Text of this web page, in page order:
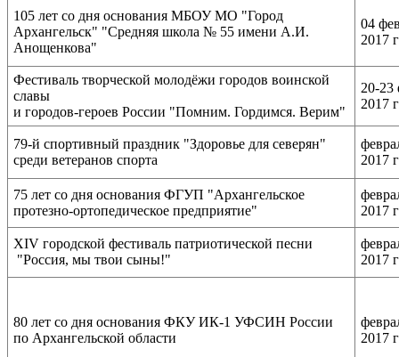
105 лет со дня основания МБОУ МО "Город
Архангельск" "Средняя школа № 55 имени А.И.
Анощенкова"
04
2017
Фестиваль творческой молодёжи городов воинской
славы
и городов-героев России "Помним. Гордимся. Верим"
20-23
2017
79-й спортивный праздник "Здоровье для северян"
среди ветеранов спорта
2017
75 лет со дня основания ФГУП "Архангельское
протезно-ортопедическое предприятие"
2017
XIV городской фестиваль патриотической песни
"Россия, мы твои сыны!"
2017
80 лет со дня основания ФКУ ИК-1 УФСИН России
по Архангельской области
2017